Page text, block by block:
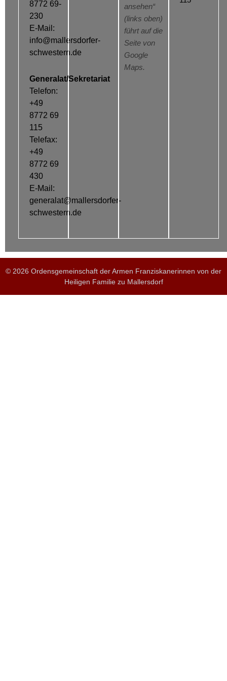
8772 69-
230
E-Mail:
info@mallersdorfer-
schwestern.de
Generalat/Sekretariat
Telefon:
+49
8772 69
115
Telefax:
+49
8772 69
430
E-Mail:
generalat@mallersdorfer-
schwestern.de
ansehen“
(links oben)
führt auf die
Seite von
Google
Maps.
© 2026 Ordensgemeinschaft der Armen Franziskanerinnen von der
Heiligen Familie zu Mallersdorf